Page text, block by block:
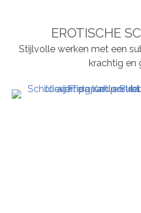
EROTISCHE
Stijlvolle werken met een
krachtig en